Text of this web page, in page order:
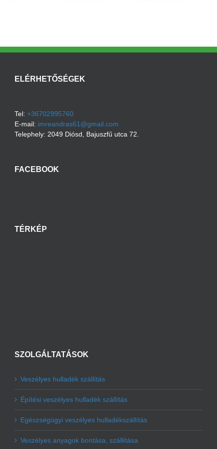
ELÉRHETŐSÉGEK
Tel: +36702995760
E-mail: imreandras61@gmail.com
Telephely: 2049 Diósd Bajuszfű utca 72.
FACEBOOK
TÉRKÉP
SZOLGÁLTATÁSOK
Veszélyes hulladék szállítás
Építési veszélyes hulladék szállítás
Egészségügyi veszélyes hulladékszállítás
Veszélyes anyagok bontása, szállítása